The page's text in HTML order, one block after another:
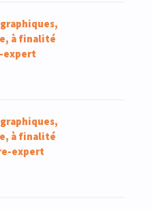
à finalité
expert
à finalité
expert